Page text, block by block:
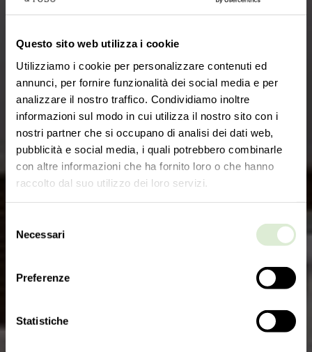
Questo sito web utilizza i cookie
Utilizziamo i cookie per personalizzare contenuti ed
annunci, per fornire funzionalità dei social media e per
analizzare il nostro traffico. Condividiamo inoltre
informazioni sul modo in cui utilizza il nostro sito con i
nostri partner che si occupano di analisi dei dati web,
pubblicità e social media, i quali potrebbero combinarle
con altre informazioni che ha fornito loro o che hanno
raccolto dal suo utilizzo dei loro servizi.
delNecessari
Preferenze
Statistiche
Жилой